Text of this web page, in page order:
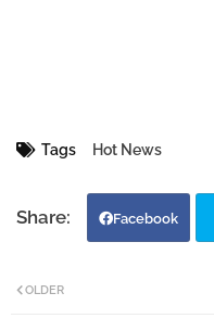
Tags Hot News
Facebook
OLDER